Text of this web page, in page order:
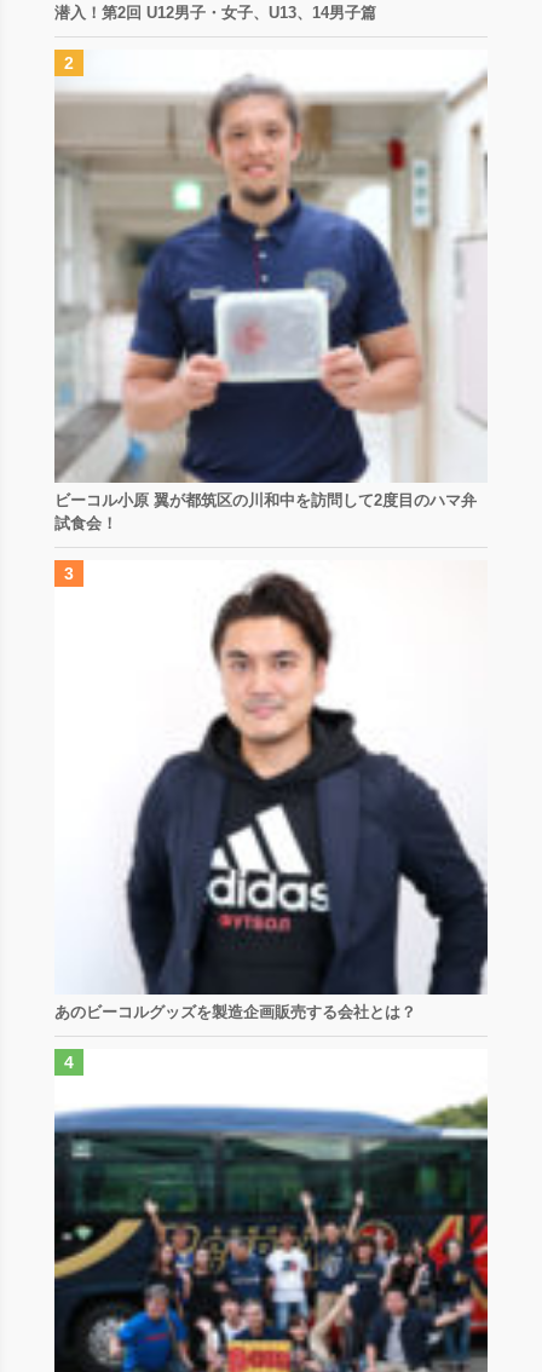
潜入！第2回 U12男子・女子、U13、14男子篇
ビーコル小原 翼が都筑区の川和中を訪問して2度目のハマ弁
試食会！
あのビーコルグッズを製造企画販売する会社とは？